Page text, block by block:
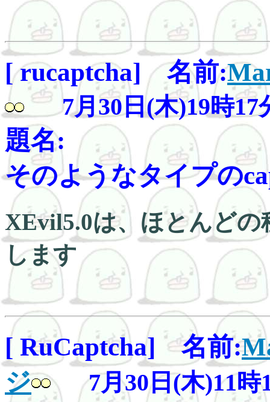
[ rucaptcha] 名前:
7月30日(木)19時17
題名:
そのようなタイプの
XEvil5.0は、ほとんどの
します
[ RuCaptcha] 名前:
ジ
7月30日(木)11時